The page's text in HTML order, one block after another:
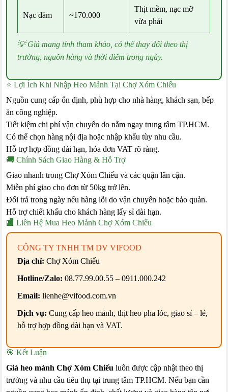
Nạc dăm ~170.000
Thịt mềm, nạc mỡ
vừa phải
💡 Giá mang tính tham khảo, có thể thay đổi theo thị
trường, nguồn hàng và thời điểm trong ngày.
⭐ Lợi Ích Khi Nhập Heo Mảnh Tại Chợ Xóm Chiếu
Nguồn cung cấp ổn định, phù hợp cho nhà hàng, khách sạn, bếp
ăn công nghiệp.
Tiết kiệm chi phí vận chuyển do nằm ngay trung tâm TP.HCM.
Có thể chọn hàng nội địa hoặc nhập khẩu tùy nhu cầu.
Hỗ trợ hợp đồng dài hạn, hóa đơn VAT rõ ràng.
🚚 Chính Sách Giao Hàng & Hỗ Trợ
Giao nhanh trong Chợ Xóm Chiếu và các quận lân cận.
Miễn phí giao cho đơn từ 50kg trở lên.
Đổi trả trong ngày nếu hàng lỗi do vận chuyển hoặc bảo quản.
Hỗ trợ chiết khấu cho khách hàng lấy sỉ dài hạn.
🏬 Liên Hệ Mua Heo Mảnh Chợ Xóm Chiếu
CÔNG TY TNHH TM DV VIFOOD
Địa chỉ: Chợ Xóm Chiếu
Hotline/Zalo: 08.77.99.00.55 – 0911.000.242
Email: lienhe@vifood.com.vn
Dịch vụ: Cung cấp heo mảnh, thịt heo pha lóc, giao sỉ – lẻ,
hỗ trợ hợp đồng dài hạn và VAT.
🎯 Kết Luận
Giá heo mảnh Chợ Xóm Chiếu luôn được cập nhật theo thị
trường và nhu cầu tiêu thụ tại trung tâm TP.HCM. Nếu bạn cần